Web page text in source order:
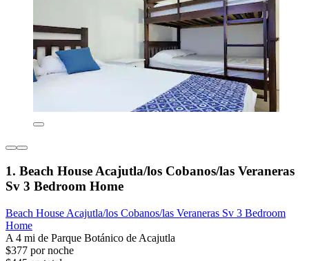
1. Beach House Acajutla/los Cobanos/las Veraneras
Sv 3 Bedroom Home
Beach House Acajutla/los Cobanos/las Veraneras Sv 3 Bedroom
Home
A 4 mi de Parque Botánico de Acajutla
$377 por noche